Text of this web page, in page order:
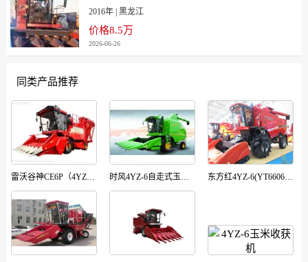
2016年 | 黑龙江
价格8.5万
2026-06-26
同类产品推荐
雷沃谷神CE6P（4YZ-6EP3)自走式玉米收获机 时风4YZ-6自走式玉米籽粒联合收获机 东方红4YZ-6(YT6606)玉米籽粒收获机